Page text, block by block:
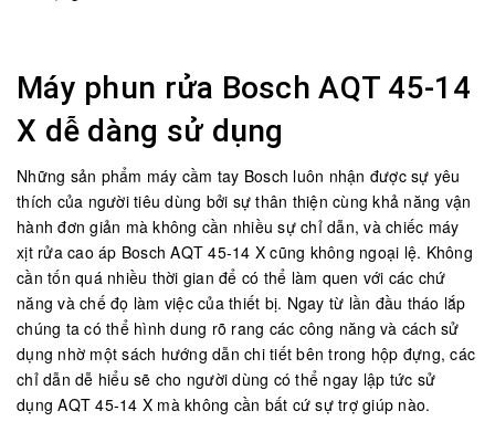
Máy phun rửa Bosch AQT 45-14
X dễ dàng sử dụng
Những sản phẩm máy cầm tay Bosch luôn nhận được sự yêu
thích của người tiêu dùng bởi sự thân thiện cùng khả năng vận
hành đơn giản mà không cần nhiều sự chỉ dẫn, và chiếc máy
xịt rửa cao áp Bosch AQT 45-14 X cũng không ngoại lệ. Không
cần tốn quá nhiều thời gian để có thể làm quen với các chứ
năng và chế đọ làm việc của thiết bị. Ngay từ lần đầu tháo lắp
chúng ta có thể hình dung rõ rang các công năng và cách sử
dụng nhờ một sách hướng dẫn chi tiết bên trong hộp đựng, các
chỉ dẫn dễ hiểu sẽ cho người dùng có thể ngay lập tức sử
dụng AQT 45-14 X mà không cần bất cứ sự trợ giúp nào.